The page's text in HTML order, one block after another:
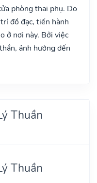
phòng thai phụ. Do
đồ đạc, tiến hành
ở nơi này. Bởi việc
ảnh hưởng đến
Thuần
Thuần